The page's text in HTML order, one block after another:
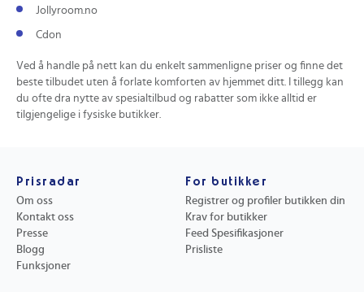
Jollyroom.no
Cdon
Ved å handle på nett kan du enkelt sammenligne priser og finne det
beste tilbudet uten å forlate komforten av hjemmet ditt. I tillegg kan
du ofte dra nytte av spesialtilbud og rabatter som ikke alltid er
tilgjengelige i fysiske butikker.
Prisradar
Om oss
Kontakt oss
Presse
Blogg
Funksjoner
For butikker
Registrer og profiler butikken din
Krav for butikker
Feed Spesifikasjoner
Prisliste